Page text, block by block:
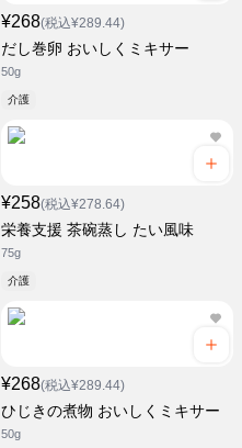
¥268(税込¥289.44)
だし巻卵 おいしくミキサー
50g
介護
¥258(税込¥278.64)
栄養支援 茶碗蒸し たい風味
75g
介護
¥268(税込¥289.44)
ひじきの煮物 おいしくミキサー
50g